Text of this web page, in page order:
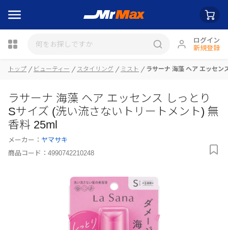
ログイン
新規登録
トップ ビューティー スタイリング ミスト ラサーナ 海藻 ヘア エッセン
ラサーナ 海藻 ヘア エッセンス しっとり
Sサイズ (洗い流さないトリートメント) 無
香料 25ml
メーカー： ヤマサキ
商品コード： 4990742210248